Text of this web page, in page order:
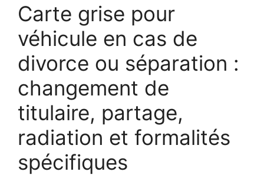
Carte grise pour
véhicule en cas de
divorce ou séparation :
changement de
titulaire, partage,
radiation et formalités
spécifiques